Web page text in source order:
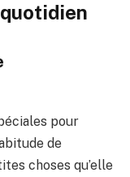
pour
de
choses qu’elle